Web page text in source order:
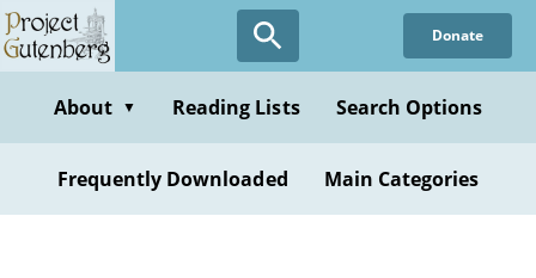
Skip
to
content
Donate
About ▼ Reading Lists Search Options
Frequently Downloaded Main Categories